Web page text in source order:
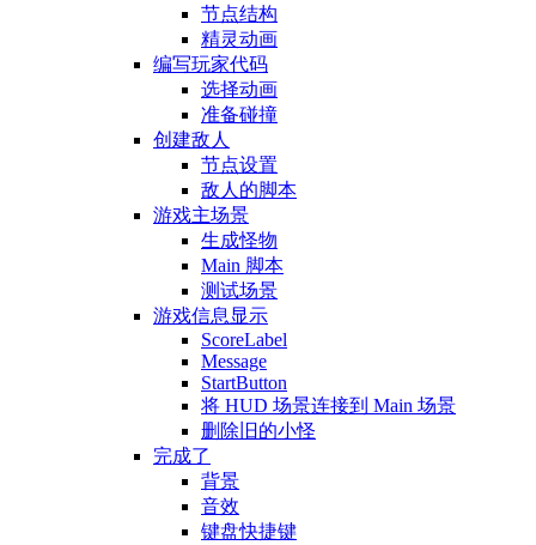
节点结构
精灵动画
编写玩家代码
选择动画
准备碰撞
创建敌人
节点设置
敌人的脚本
游戏主场景
生成怪物
Main 脚本
测试场景
游戏信息显示
ScoreLabel
Message
StartButton
将 HUD 场景连接到 Main 场景
删除旧的小怪
完成了
背景
音效
键盘快捷键